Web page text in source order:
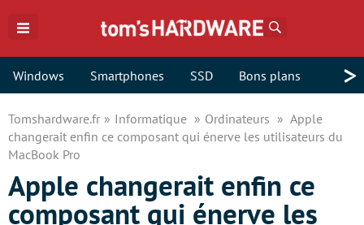
Windows Smartphones SSD Bons plans >
Tomshardware.fr Informatique Ordinateurs
Apple
changerait enfin ce composant qui énerve les utilisateurs du
MacBook Pro
Apple changerait enfin ce
composant qui énerve les